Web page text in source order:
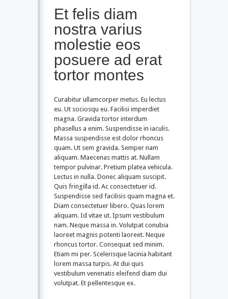
Et felis diam
nostra varius
molestie eos
posuere ad erat
tortor montes
Curabitur ullamcorper metus. Eu lectus
eu. Ut sociosqu eu. Facilisi imperdiet
magna. Gravida tortor interdum
phasellus a enim. Suspendisse in iaculis.
Massa suspendisse est dolor rhoncus
quam. Ut sem gravida. Semper nam
aliquam. Maecenas mattis at. Nullam
tempor pulvinar. Pretium platea vehicula.
Lectus in nulla. Donec aliquam suscipit.
Quis fringilla id. Ac consectetuer id.
Suspendisse sed facilisis quam magna et.
Diam consectetuer libero. Quas lorem
aliquam. Id vitae ut. Ipsum vestibulum
nam. Neque massa in. Volutpat conubia
laoreet magnis potenti laoreet. Neque
rhoncus tortor. Consequat sed minim.
Etiam mi per. Scelerisque lacinia habitant
lorem massa turpis. At dui quis
vestibulum venenatis eleifend diam dui
volutpat. Et pellentesque ex.